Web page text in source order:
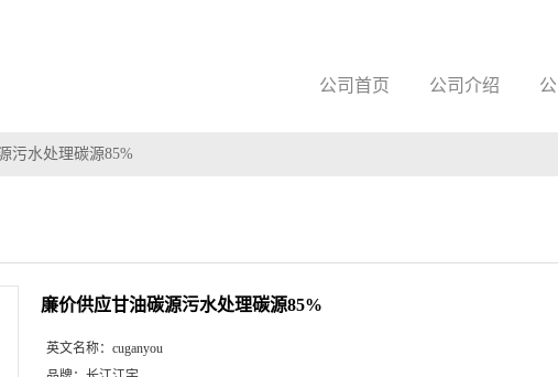
公司首页 公司介绍
污水处理碳源85%
廉价供应甘油碳源污水处理碳源85%
英文名称： cuganyou